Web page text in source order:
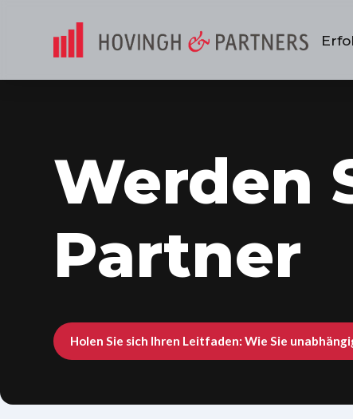
Werden
Partner
Holen Sie sich Ihren Leitfaden: Wie Sie